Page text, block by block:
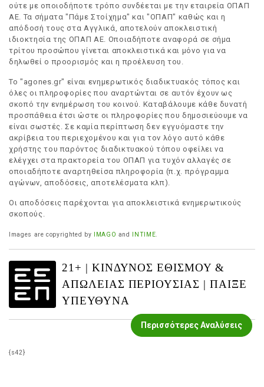
Περισσότερες Αναλύσεις
ούτε με οποιοδήποτε τρόπο συνδέεται με την εταιρεία ΟΠΑΠ
ΑΕ. Τα σήματα "Πάμε Στοίχημα" και "ΟΠΑΠ" καθώς και η
απόδοσή τους στα Αγγλικά, αποτελούν αποκλειστική
ιδιοκτησία της ΟΠΑΠ ΑΕ. Οποιαδήποτε αναφορά σε σήμα
τρίτου προσώπου γίνεται αποκλειστικά και μόνο για να
δηλωθεί ο προορισμός και η προέλευση του.
Το "agones.gr" είναι ενημερωτικός διαδικτυακός τόπος και
όλες οι πληροφορίες που αναρτώνται σε αυτόν έχουν ως
σκοπό την ενημέρωση του κοινού. Καταβάλουμε κάθε δυνατή
προσπάθεια έτσι ώστε οι πληροφορίες που δημοσιεύουμε να
είναι σωστές. Σε καμία περίπτωση δεν εγγυόμαστε την
ακρίβεια του περιεχομένου και για τον λόγο αυτό κάθε
χρήστης του παρόντος διαδικτυακού τόπου οφείλει να
ελέγχει στα πρακτορεία του ΟΠΑΠ για τυχόν αλλαγές σε
οποιαδήποτε αναρτηθείσα πληροφορία (π.χ. πρόγραμμα
αγώνων, αποδόσεις, αποτελέσματα κλπ).
Οι αποδόσεις παρέχονται για αποκλειστικά ενημερωτικούς
σκοπούς.
Images are copyrighted by IMAGO and INTIME.
21+ | ΚΙΝΔΥΝΟΣ ΕΘΙΣΜΟΥ &
ΑΠΩΛΕΙΑΣ ΠΕΡΙΟΥΣΙΑΣ | ΠΑΙΞΕ
ΥΠΕΥΘΥΝΑ
{s42}